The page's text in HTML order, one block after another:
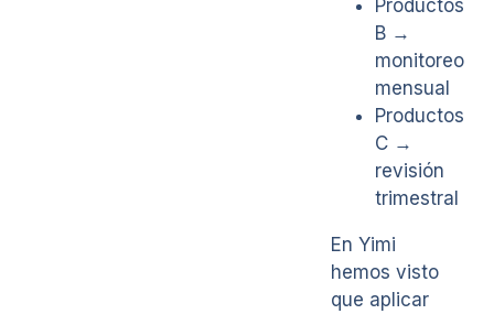
Productos
B →
monitoreo
mensual
Productos
C →
revisión
trimestral
En Yimi
hemos visto
que aplicar